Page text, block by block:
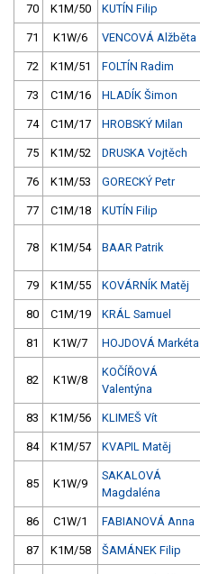
70 K1M/50 KUTÍN Filip
71 K1W/6 VENCOVÁ Alžběta
72 K1M/51 FOLTÍN Radim
73 C1M/16 HLADÍK Šimon
74 C1M/17 HROBSKÝ Milan
75 K1M/52 DRUSKA Vojtěch
76 K1M/53 GORECKÝ Petr
77 C1M/18 KUTÍN Filip
78 K1M/54 BAAR Patrik
79 K1M/55 KOVÁRNÍK Matěj
80 C1M/19 KRÁL Samuel
81 K1W/7 HOJDOVÁ Markéta
82 K1W/8
KOČÍŘOVÁ
Valentýna
83 K1M/56 KLIMEŠ Vít
84 K1M/57 KVAPIL Matěj
85 K1W/9
SAKALOVÁ
Magdaléna
86 C1W/1 FABIANOVÁ Anna
87 K1M/58 ŠAMÁNEK Filip